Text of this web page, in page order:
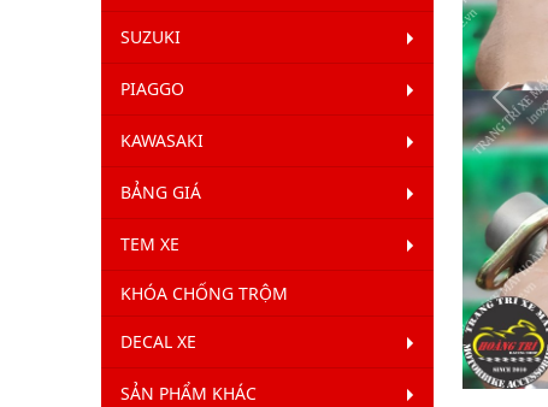
SUZUKI
PIAGGO
KAWASAKI
BẢNG GIÁ
TEM XE
KHÓA CHỐNG TRỘM
DECAL XE
SẢN PHẨM KHÁC
Quay
Lại